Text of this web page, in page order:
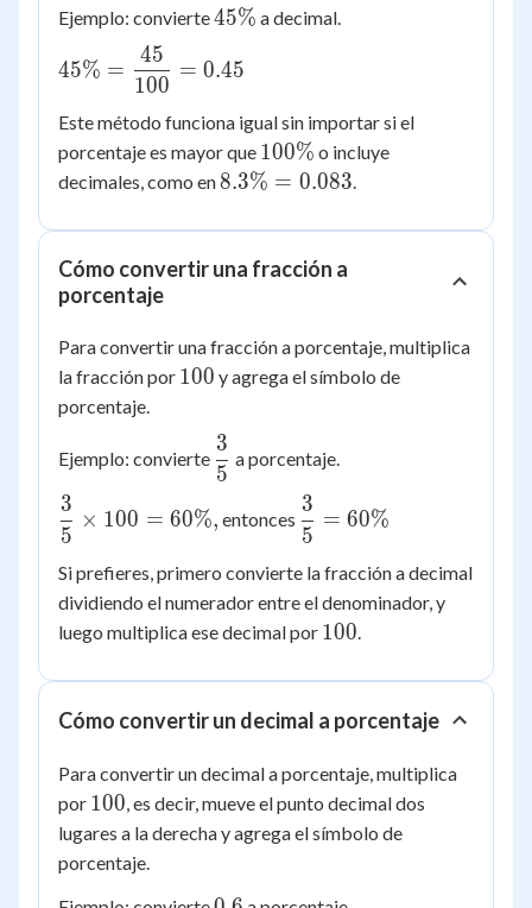
Ejemplo: convierte45\%
45% a decimal.
45\% =
\dfrac{45}
{100} =
45% =
100
45
= 0.45
Este método funciona igual sin importar si el
porcentaje es mayor que 100\%
100% o incluye
decimales, como en8.3\%
0.083
8.3% = 0.083.
Cómo convertir una fracción a
porcentaje
Para convertir una fracción a porcentaje, multiplica
la fracción por 100
100 y agrega el símbolo de
porcentaje.
Ejemplo: convierte \dfrac{3}
{5}
5
3
a porcentaje.
\dfrac{3}
{5}
\times
100 =
60\%,
5
3
× 100 = 60%, entonces \dfrac{3}
{5} =
60\%
5
3
= 60%
Si prefieres, primero convierte la fracción a decimal
dividiendo el numerador entre el denominador, y
luego multiplica ese decimal por 100
100
Cómo convertir un decimal a porcentaje
Para convertir un decimal a porcentaje, multiplica
por 100
100 , es decir, mueve el punto decimal dos
lugares a la derecha y agrega el símbolo de
porcentaje.